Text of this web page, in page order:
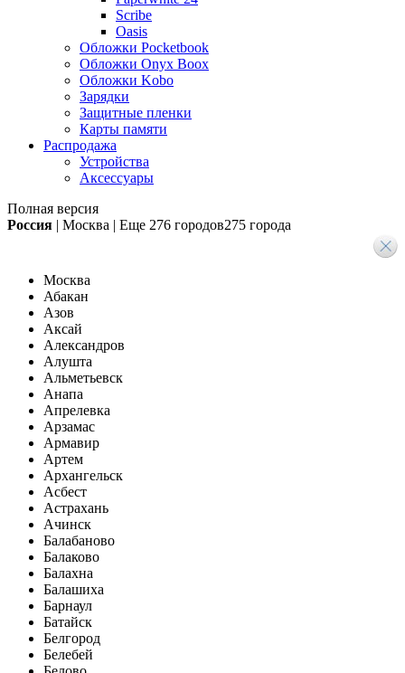
Scribe
Oasis
Обложки Pocketbook
Обложки Onyx Boox
Обложки Kobo
Зарядки
Защитные пленки
Карты памяти
Распродажа
Устройства
Аксессуары
Полная версия
Россия | Москва | Еще 276 городов275 города
Москва
Абакан
Азов
Аксай
Александров
Алушта
Альметьевск
Анапа
Апрелевка
Арзамас
Армавир
Артем
Архангельск
Асбест
Астрахань
Ачинск
Балабаново
Балаково
Балахна
Балашиха
Барнаул
Батайск
Белгород
Белебей